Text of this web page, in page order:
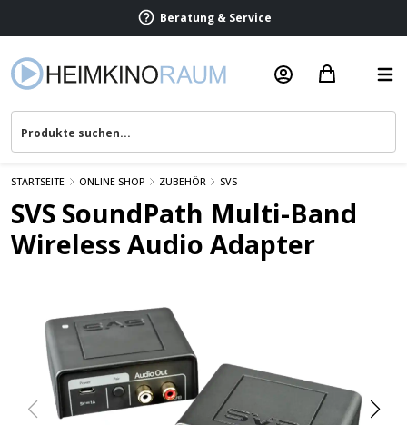
Beratung & Service
STARTSEITE ONLINE-SHOP ZUBEHÖR SVS
SVS SoundPath Multi-Band
Wireless Audio Adapter